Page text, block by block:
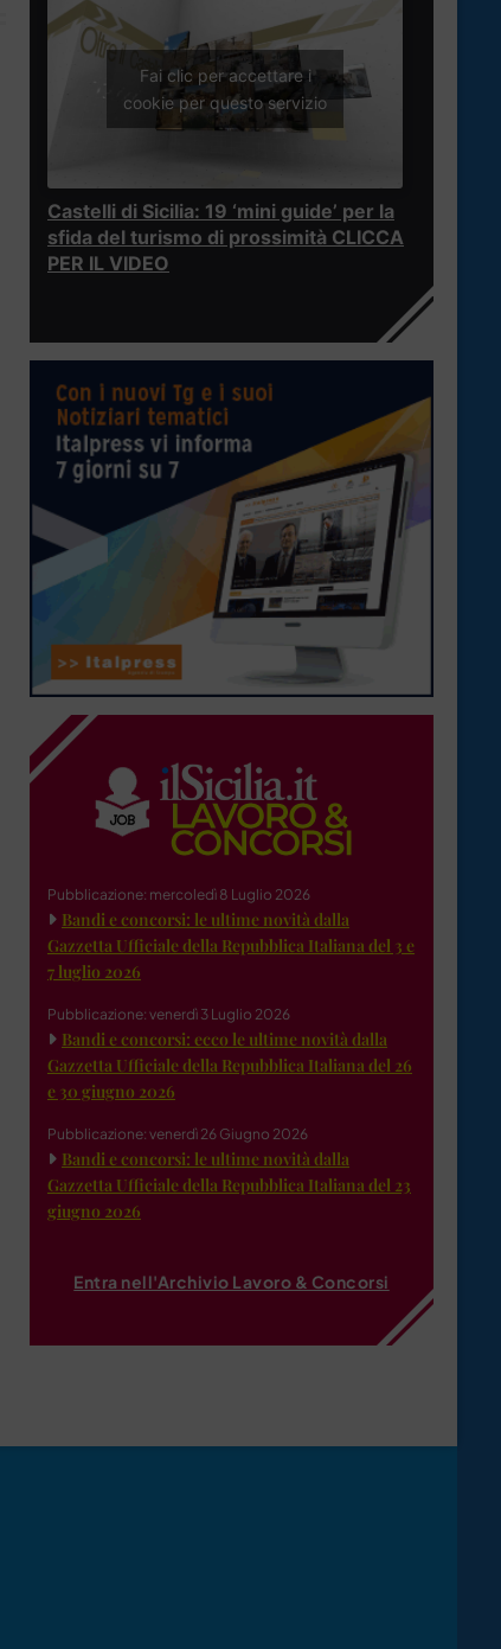
Fai clic per accettare i
cookie per questo servizio
Castelli di Sicilia: 19 ‘mini guide’ per la
sfida del turismo di prossimità CLICCA
PER IL VIDEO
Pubblicazione: mercoledì 8 Luglio 2026
Bandi e concorsi: le ultime novità dalla
Gazzetta Ufficiale della Repubblica Italiana del 3 e
7 luglio 2026
Pubblicazione: venerdì 3 Luglio 2026
Bandi e concorsi: ecco le ultime novità dalla
Gazzetta Ufficiale della Repubblica Italiana del 26
e 30 giugno 2026
Pubblicazione: venerdì 26 Giugno 2026
Bandi e concorsi: le ultime novità dalla
Gazzetta Ufficiale della Repubblica Italiana del 23
giugno 2026
Entra nell'Archivio Lavoro & Concorsi